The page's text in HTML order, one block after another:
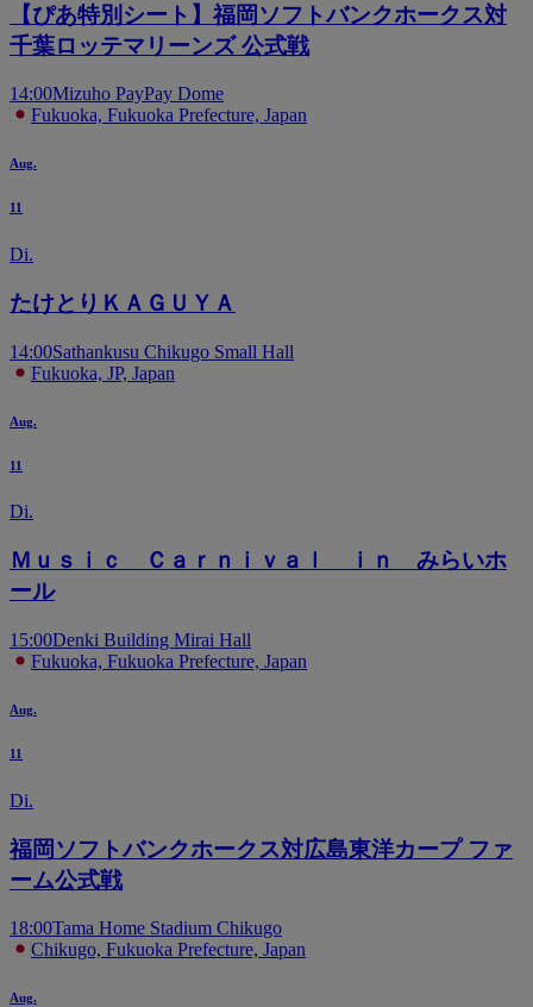
【ぴあ特別シート】福岡ソフトバンクホークス対
千葉ロッテマリーンズ 公式戦
14:00Mizuho PayPay Dome
Fukuoka, Fukuoka Prefecture, Japan
Aug.
11
Di.
たけとりＫＡＧＵＹＡ
14:00Sathankusu Chikugo Small Hall
Fukuoka, JP, Japan
Aug.
11
Di.
Ｍｕｓｉｃ Ｃａｒｎｉｖａｌ ｉｎ みらいホ
ール
15:00Denki Building Mirai Hall
Fukuoka, Fukuoka Prefecture, Japan
Aug.
11
Di.
福岡ソフトバンクホークス対広島東洋カープ ファ
ーム公式戦
18:00Tama Home Stadium Chikugo
Chikugo, Fukuoka Prefecture, Japan
Aug.